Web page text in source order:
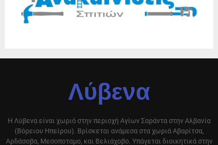
Λύβενα
Η Λύβενα είναι χωριό στην περιοχή Αγίων Σαράντα στην Αλβανία
(Βόρειου Ηπείρου). Βρίσκεται ανάμεσα στα χωριά Αβαρίτσα,
Αρδάσοβα, Μεσοποταμο, και Βελιάχοβο. Υπάγεται διοικητικά στην